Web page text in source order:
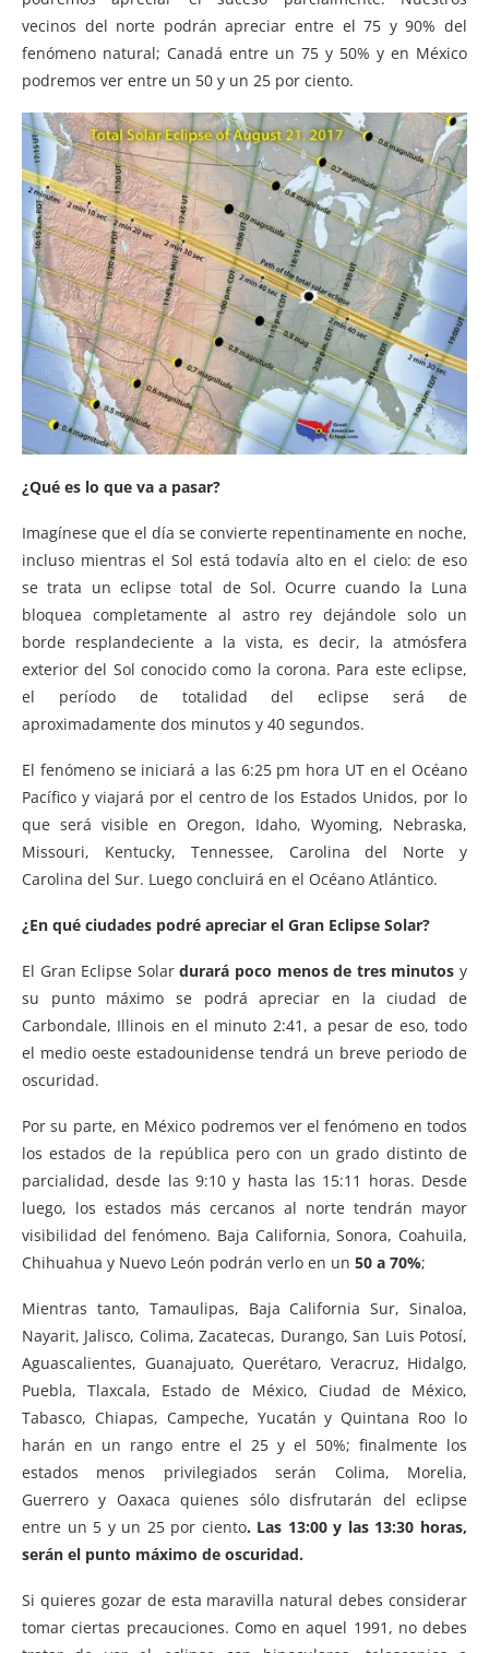
vecinos del norte podrán apreciar entre el 75 y 90% del
fenómeno natural; Canadá entre un 75 y 50% y en México
podremos ver entre un 50 y un 25 por ciento.
¿Qué es lo que va a pasar?
Imagínese que el día se convierte repentinamente en noche,
incluso mientras el Sol está todavía alto en el cielo: de eso
se trata un eclipse total de Sol. Ocurre cuando la Luna
bloquea completamente al astro rey dejándole solo un
borde resplandeciente a la vista, es decir, la atmósfera
exterior del Sol conocido como la corona. Para este eclipse,
el período de totalidad del eclipse será de
aproximadamente dos minutos y 40 segundos.
El fenómeno se iniciará a las 6:25 pm hora UT en el Océano
Pacífico y viajará por el centro de los Estados Unidos, por lo
que será visible en Oregon, Idaho, Wyoming, Nebraska,
Missouri, Kentucky, Tennessee, Carolina del Norte y
Carolina del Sur. Luego concluirá en el Océano Atlántico.
¿En qué ciudades podré apreciar el Gran Eclipse Solar?
El Gran Eclipse Solardurará poco menos de tres minutos y
su punto máximo se podrá apreciar en la ciudad de
Carbondale, Illinois en el minuto 2:41, a pesar de eso, todo
el medio oeste estadounidense tendrá un breve periodo de
oscuridad.
Por su parte, en México podremos ver el fenómeno en todos
los estados de la república pero con un grado distinto de
parcialidad, desde las 9:10 y hasta las 15:11 horas. Desde
luego, los estados más cercanos al norte tendrán mayor
visibilidad del fenómeno. Baja California, Sonora, Coahuila,
Chihuahua y Nuevo León podrán verlo en un 50 a 70%;
Mientras tanto, Tamaulipas, Baja California Sur, Sinaloa,
Nayarit, Jalisco, Colima, Zacatecas, Durango, San Luis Potosí,
Aguascalientes, Guanajuato, Querétaro, Veracruz, Hidalgo,
Puebla, Tlaxcala, Estado de México, Ciudad de México,
Tabasco, Chiapas, Campeche, Yucatán y Quintana Roo lo
harán en un rango entre el 25 y el 50%; finalmente los
estados menos privilegiados serán Colima, Morelia,
Guerrero y Oaxaca quienes sólo disfrutarán del eclipse
entre un 5 y un 25 por ciento. Las 13:00 y las 13:30 horas,
serán el punto máximo de oscuridad.
Si quieres gozar de esta maravilla natural debes considerar
tomar ciertas precauciones. Como en aquel 1991, no debes